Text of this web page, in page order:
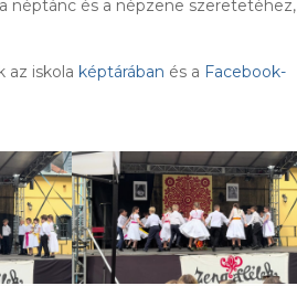
néptánc és a népzene szeretetéhez,
iskola képtárában és a Facebook-